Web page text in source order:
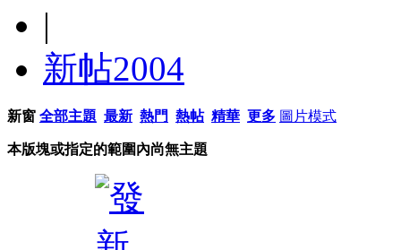
|
新帖2004
新窗 全部主題 最新 熱門 熱帖 精華 更多 圖片模式
本版塊或指定的範圍內尚無主題